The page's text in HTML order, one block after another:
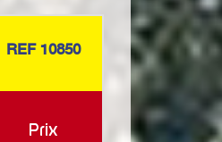
REF 10850
Prix